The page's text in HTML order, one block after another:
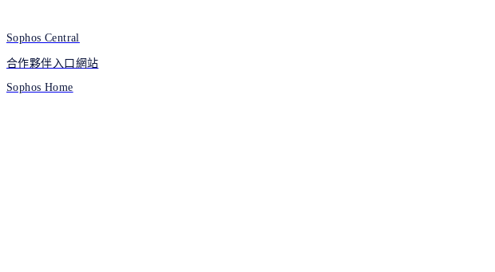
Sophos Central
合作夥伴入口網站
Sophos Home